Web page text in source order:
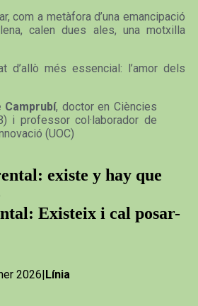
com a metàfora d’una emancipació
calen dues ales, una motxilla
d’allò més essencial: l’amor dels
Camprubí, doctor en Ciències
i professor col·laborador de
(UOC)
existe y hay que
Existeix i cal posar-
2026| Línia